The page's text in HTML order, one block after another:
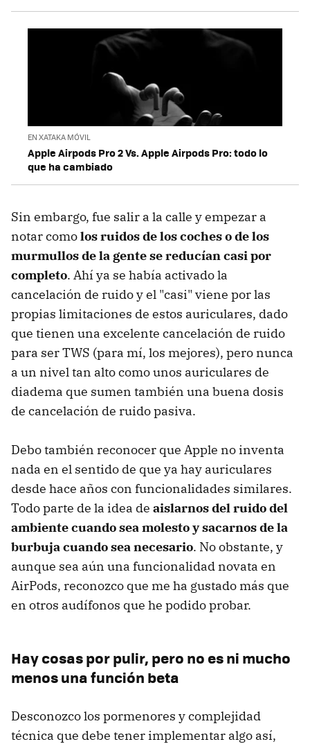
EN XATAKA MÓVIL
Apple Airpods Pro 2 Vs. Apple Airpods Pro: todo lo
que ha cambiado
Sin embargo, fue salir a la calle y empezar a
notar comolos ruidos de los coches o de los
murmullos de la gente se reducían casi por
completo. Ahí ya se había activado la
cancelación de ruido y el "casi" viene por las
propias limitaciones de estos auriculares, dado
que tienen una excelente cancelación de ruido
para ser TWS (para mí, los mejores), pero nunca
a un nivel tan alto como unos auriculares de
diadema que sumen también una buena dosis
de cancelación de ruido pasiva.
Debo también reconocer que Apple no inventa
nada en el sentido de que ya hay auriculares
desde hace años con funcionalidades similares.
Todo parte de la idea de aislarnos del ruido del
ambiente cuando sea molesto y sacarnos de la
burbuja cuando sea necesario. No obstante, y
aunque sea aún una funcionalidad novata en
AirPods, reconozco que me ha gustado más que
en otros audífonos que he podido probar.
Hay cosas por pulir, pero no es ni mucho
menos una función beta
Desconozco los pormenores y complejidad
técnica que debe tener implementar algo así,